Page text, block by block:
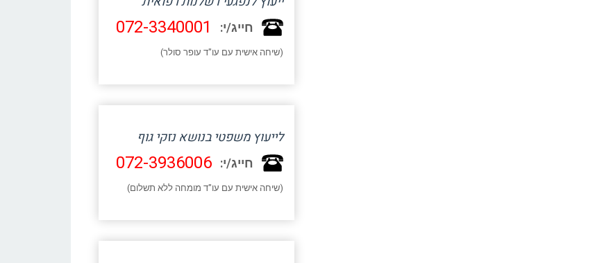
חייג/י: 072-3340001
(שיחה אישית עם עו"ד עופר סולר)
לייעוץ משפטי בנושא נזקי גוף
חייג/י: 072-3936006
(שיחה אישית עם עו"ד מומחה ללא תשלום)